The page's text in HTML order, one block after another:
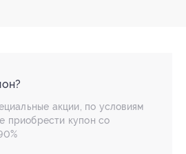
акции, по условиям
приобрести купон со